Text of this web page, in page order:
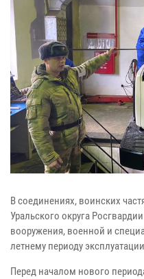
В соединениях, воинских
Уральского округа
вооружения, военной и
летнему периоду
Перед началом нового